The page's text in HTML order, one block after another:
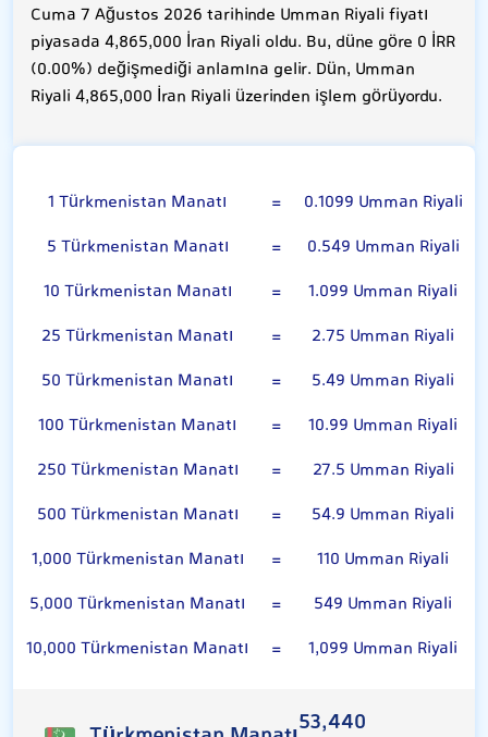
Cuma 7 Ağustos 2026 tarihinde Umman Riyali fiyatı
piyasada 4,865,000 İran Riyali oldu. Bu, düne göre 0 İRR
(0.00%) değişmediği anlamına gelir. Dün, Umman
Riyali 4,865,000 İran Riyali üzerinden işlem görüyordu.
1 Türkmenistan Manatı =
0.1099 Umman Riyali
5 Türkmenistan Manatı
=
0.549 Umman Riyali
10 Türkmenistan Manatı
=
1.099 Umman Riyali
25 Türkmenistan Manatı
=
2.75 Umman Riyali
50 Türkmenistan Manatı
=
5.49 Umman Riyali
100 Türkmenistan Manatı
=
10.99 Umman Riyali
250 Türkmenistan Manatı
=
27.5 Umman Riyali
500 Türkmenistan Manatı
=
54.9 Umman Riyali
1,000 Türkmenistan Manatı
=
110 Umman Riyali
5,000 Türkmenistan Manatı
=
549 Umman Riyali
10,000 Türkmenistan Manatı
= 1,099 Umman Riyali
53,440